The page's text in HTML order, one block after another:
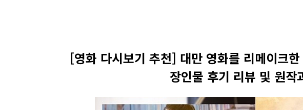
[영화 다시보기 추천] 대만 영화를 리메이크
장인물 후기 리뷰 및 원작